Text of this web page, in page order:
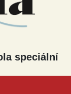
speciální